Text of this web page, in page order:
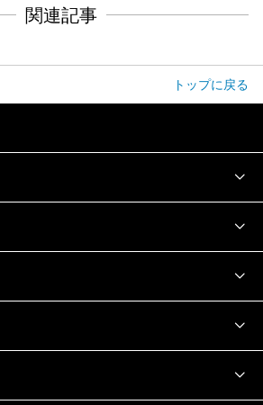
関連記事
トップに戻る